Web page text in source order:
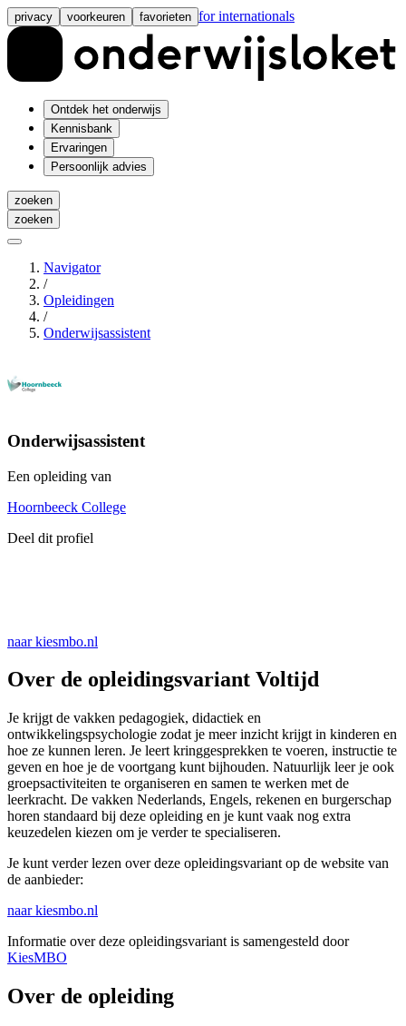
privacy voorkeuren favorieten for internationals
Ontdek het onderwijs
Kennisbank
Ervaringen
Persoonlijk advies
zoeken
zoeken
Navigator
/
Opleidingen
/
Onderwijsassistent
Onderwijsassistent
Een opleiding van
Hoornbeeck College
Deel dit profiel
naar kiesmbo.nl
Over de opleidingsvariant Voltijd
Je krijgt de vakken pedagogiek, didactiek en
ontwikkelingspsychologie zodat je meer inzicht krijgt in kinderen en
hoe ze kunnen leren. Je leert kringgesprekken te voeren, instructie te
geven en hoe je de voortgang kunt bijhouden. Natuurlijk leer je ook
groepsactiviteiten te organiseren en samen te werken met de
leerkracht. De vakken Nederlands, Engels, rekenen en burgerschap
horen standaard bij deze opleiding en je kunt vaak nog extra
keuzedelen kiezen om je verder te specialiseren.
Je kunt verder lezen over deze opleidingsvariant op de website van
de aanbieder:
naar kiesmbo.nl
Informatie over deze opleidingsvariant is samengesteld door
KiesMBO
Over de opleiding